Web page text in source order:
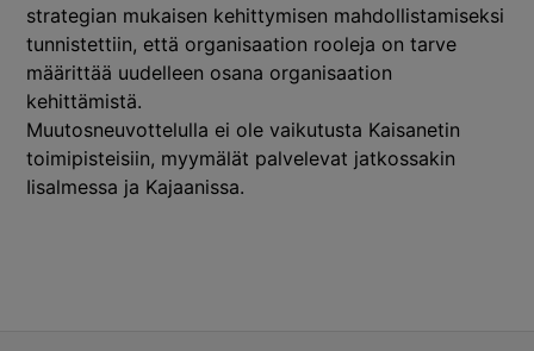
strategian mukaisen kehittymisen mahdollistamiseksi
tunnistettiin, että organisaation rooleja on tarve
määrittää uudelleen osana organisaation
kehittämistä.
Muutosneuvottelulla ei ole vaikutusta Kaisanetin
toimipisteisiin, myymälät palvelevat jatkossakin
Iisalmessa ja Kajaanissa.